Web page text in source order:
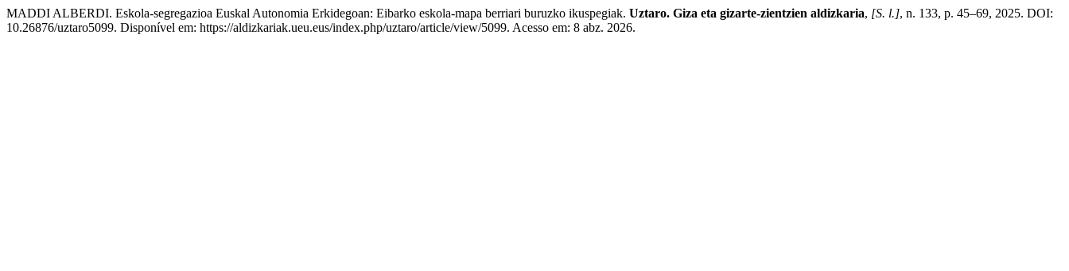
MADDI ALBERDI. Eskola-segregazioa Euskal Autonomia Erkidegoan: Eibarko eskola-mapa berriari buruzko ikuspegiak. Uztaro. Giza eta gizarte-zientzien aldizkaria, [S. l.], n. 133, p. 45–69, 2025. DOI:
10.26876/uztaro5099. Disponível em: https://aldizkariak.ueu.eus/index.php/uztaro/article/view/5099. Acesso em: 8 abz. 2026.